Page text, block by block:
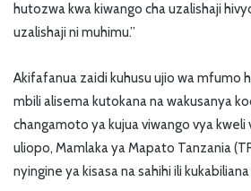
hutozwa kwa kiwango cha uzalishaji
uzalishaji ni muhimu.”
Akifafanua zaidi kuhusu ujio wa mfumo
mbili alisema kutokana na wakusanya
changamoto ya kujua viwango vya kweli
uliopo, Mamlaka ya Mapato Tanzania
nyingine ya kisasa na sahihi ili